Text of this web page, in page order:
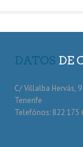
DATOS DE
C/ Villalba Hervás,
Tenerife
Telefónos: 822 175